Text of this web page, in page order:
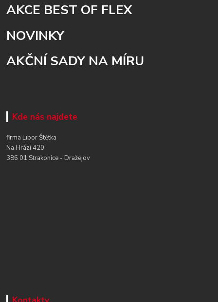
AKCE BEST OF FLEX
NOVINKY
AKČNÍ SADY NA MÍRU
Kde nás najdete
firma Libor Štětka
Na Hrázi 420
386 01 Strakonice - Dražejov